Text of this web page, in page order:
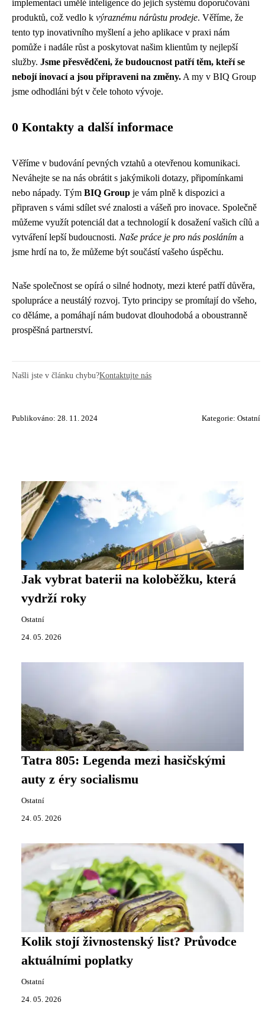
implementací umělé inteligence do jejich systému doporučování
produktů, což vedlo k výraznému nárůstu prodeje. Věříme, že
tento typ inovativního myšlení a jeho aplikace v praxi nám
pomůže i nadále růst a poskytovat našim klientům ty nejlepší
služby. Jsme přesvědčeni, že budoucnost patří těm, kteří se
nebojí inovací a jsou připraveni na změny. A my v BIQ Group
jsme odhodláni být v čele tohoto vývoje.
0 Kontakty a další informace
Věříme v budování pevných vztahů a otevřenou komunikaci.
Neváhejte se na nás obrátit s jakýmikoli dotazy, připomínkami
nebo nápady. Tým BIQ Group je vám plně k dispozici a
připraven s vámi sdílet své znalosti a vášeň pro inovace. Společně
můžeme využít potenciál dat a technologií k dosažení vašich cílů a
vytváření lepší budoucnosti. Naše práce je pro nás posláním a
jsme hrdí na to, že můžeme být součástí vašeho úspěchu.
Naše společnost se opírá o silné hodnoty, mezi které patří důvěra,
spolupráce a neustálý rozvoj. Tyto principy se promítají do všeho,
co děláme, a pomáhají nám budovat dlouhodobá a oboustranně
prospěšná partnerství.
Našli jste v článku chybu?Kontaktujte nás
Publikováno: 28. 11. 2024 Kategorie: Ostatní
Jak vybrat baterii na koloběžku, která
vydrží roky
Ostatní
24. 05. 2026
Tatra 805: Legenda mezi hasičskými
auty z éry socialismu
Ostatní
24. 05. 2026
Kolik stojí živnostenský list? Průvodce
aktuálními poplatky
Ostatní
24. 05. 2026